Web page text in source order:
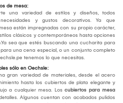
de mesa:
una variedad de estilos y diseños, todos
y gustos decorativos. Ya que
están impregnadas con su propio carácter,
clásicos y contemporáneos hasta opciones
sea que estés buscando una cucharita para
una cena especial, o un conjunto completo
tenemos lo que necesitas.
sólo en Oechsle:
gran variedad de materiales, desde el acero
hasta los cubiertos de plata elegante y
a cualquier mesa. Los cubiertos para mesa
Algunos cuentan con acabados pulidos